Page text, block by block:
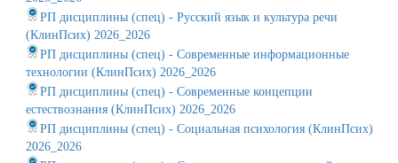
РП дисциплины (спец) - Русский язык и культура речи
(КлинПсих) 2026_2026
РП дисциплины (спец) - Современные информационные
технологии (КлинПсих) 2026_2026
РП дисциплины (спец) - Современные концепции
естествознания (КлинПсих) 2026_2026
РП дисциплины (спец) - Социальная психология (КлинПсих)
2026_2026